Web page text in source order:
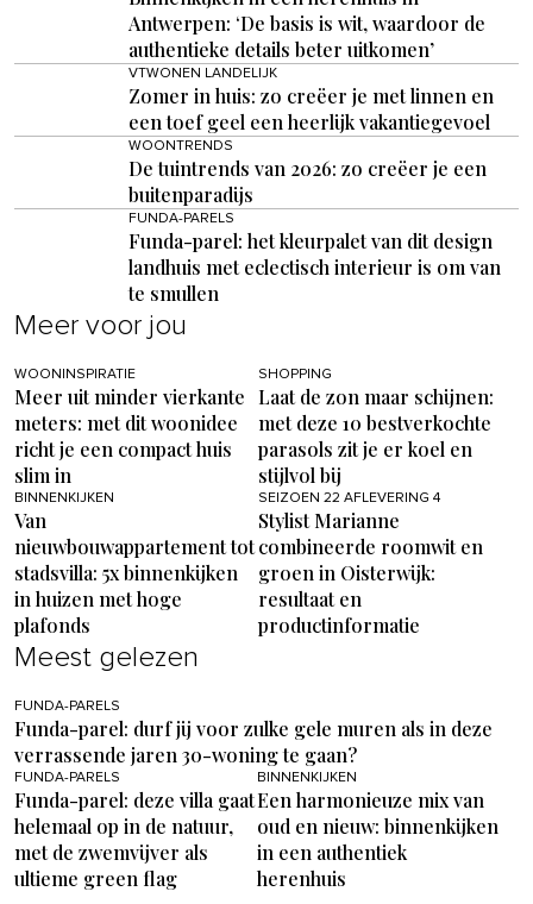
Antwerpen: ‘De basis is wit, waardoor de
authentieke details beter uitkomen’
VTWONEN LANDELIJK
Zomer in huis: zo creëer je met linnen en
een toef geel een heerlijk vakantiegevoel
WOONTRENDS
De tuintrends van 2026: zo creëer je een
buitenparadijs
FUNDA-PARELS
Funda-parel: het kleurpalet van dit design
landhuis met eclectisch interieur is om van
te smullen
Meer voor jou
WOONINSPIRATIE
Meer uit minder vierkante
meters: met dit woonidee
richt je een compact huis
slim in
SHOPPING
Laat de zon maar schijnen:
met deze 10 bestverkochte
parasols zit je er koel en
stijlvol bij
BINNENKIJKEN
Van
nieuwbouwappartement tot
stadsvilla: 5x binnenkijken
in huizen met hoge
plafonds
SEIZOEN 22 AFLEVERING 4
Stylist Marianne
combineerde roomwit en
groen in Oisterwijk:
resultaat en
productinformatie
Meest gelezen
FUNDA-PARELS
Funda-parel: durf jij voor zulke gele muren als in deze
verrassende jaren 30-woning te gaan?
FUNDA-PARELS
Funda-parel: deze villa gaat
helemaal op in de natuur,
met de zwemvijver als
ultieme green flag
BINNENKIJKEN
Een harmonieuze mix van
oud en nieuw: binnenkijken
in een authentiek
herenhuis